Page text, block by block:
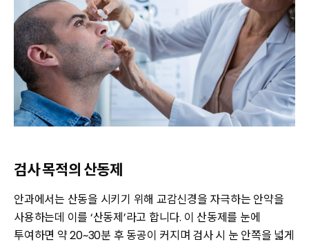
검사 목적의 산동제
안과에서는 산동을 시키기 위해 교감신경을 자극하는 안약을
사용하는데 이를 ‘산동제’라고 합니다. 이 산동제를 눈에
투여하면 약 20~30분 후 동공이 커지며 검사 시 눈 안쪽을 넓게